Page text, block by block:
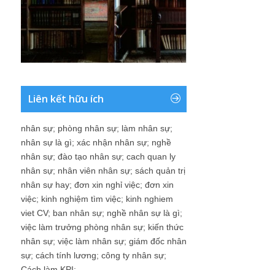
Liên kết hữu ích
nhân sự; phòng nhân sự; làm nhân sự;
nhân sự là gì; xác nhận nhân sự; nghề
nhân sự; đào tạo nhân sự; cach quan ly
nhân sự; nhân viên nhân sự; sách quản trị
nhân sự hay; đơn xin nghỉ việc; đơn xin
việc; kinh nghiệm tìm việc; kinh nghiem
viet CV; ban nhân sự; nghề nhân sự là gì;
việc làm trưởng phòng nhân sự; kiến thức
nhân sự; việc làm nhân sự; giám đốc nhân
sự; cách tính lương; công ty nhân sự;